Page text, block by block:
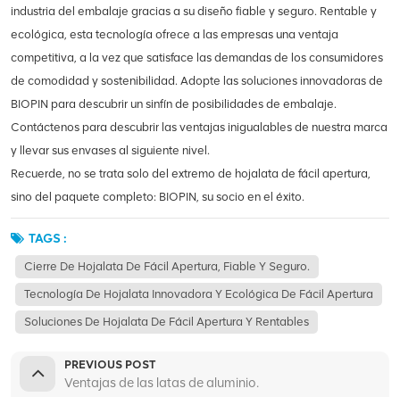
industria del embalaje gracias a su diseño fiable y seguro. Rentable y
ecológica, esta tecnología ofrece a las empresas una ventaja
competitiva, a la vez que satisface las demandas de los consumidores
de comodidad y sostenibilidad. Adopte las soluciones innovadoras de
BIOPIN para descubrir un sinfín de posibilidades de embalaje.
Contáctenos para descubrir las ventajas inigualables de nuestra marca
y llevar sus envases al siguiente nivel.
Recuerde, no se trata solo del extremo de hojalata de fácil apertura,
sino del paquete completo: BIOPIN, su socio en el éxito.
TAGS :
Cierre De Hojalata De Fácil Apertura, Fiable Y Seguro.
Tecnología De Hojalata Innovadora Y Ecológica De Fácil Apertura
Soluciones De Hojalata De Fácil Apertura Y Rentables
PREVIOUS POST
Ventajas de las latas de aluminio.